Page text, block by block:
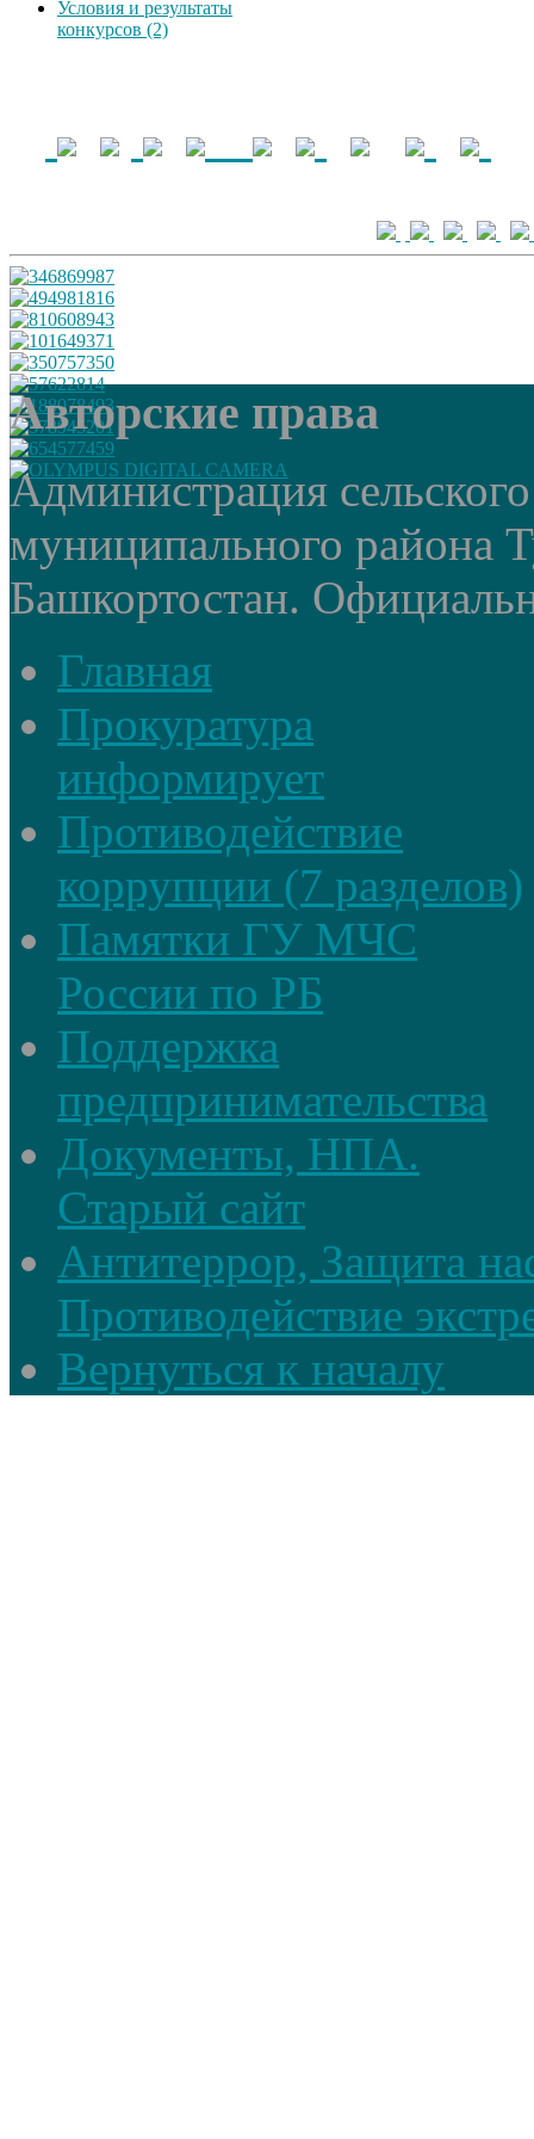
Условия и результаты
конкурсов (2)
Авторские права
Администрация
муниципального района
Башкортостан.
Главная
Прокуратура
информирует
Противодействие
коррупции (7 разделов)
Памятки ГУ МЧС
России по РБ
Поддержка
предпринимательства
Документы, НПА.
Старый сайт
Антитеррор, Защита
Противодействие
Вернуться к началу